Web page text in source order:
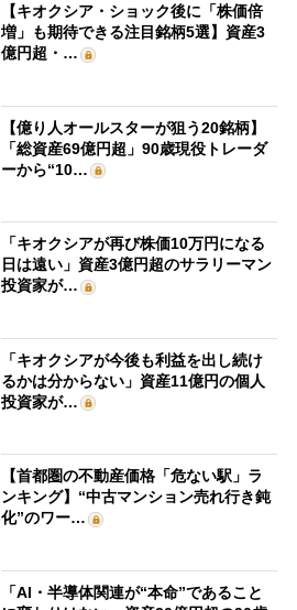
【キオクシア・ショック後に「株価倍
増」も期待できる注目銘柄5選】資産3
億円超・…
【億り人オールスターが狙う20銘柄】
「総資産69億円超」90歳現役トレーダ
ーから“10…
「キオクシアが再び株価10万円になる
日は遠い」資産3億円超のサラリーマン
投資家が…
「キオクシアが今後も利益を出し続け
るかは分からない」資産11億円の個人
投資家が…
【首都圏の不動産価格「危ない駅」ラ
ンキング】“中古マンション売れ行き鈍
化”のワー…
「AI・半導体関連が“本命”であること